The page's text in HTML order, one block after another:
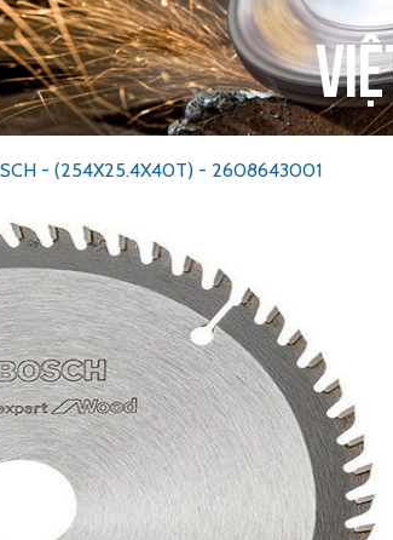
- (254X25.4X40T) - 2608643001